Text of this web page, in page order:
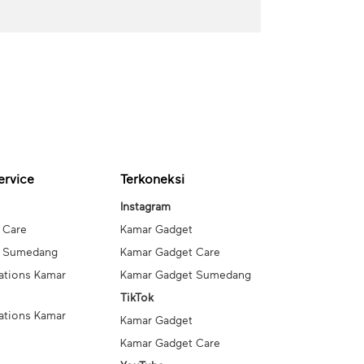
Sumedang
Kamar
Kamar
Terkoneksi
Instagram
Kamar Gadget
Kamar Gadget Care
Kamar Gadget Sumedang
TikTok
Kamar Gadget
Kamar Gadget Care